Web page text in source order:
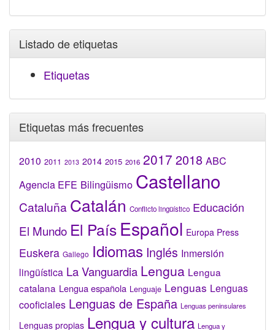
Listado de etiquetas
Etiquetas
Etiquetas más frecuentes
2010 2011 2013 2014 2015 2016 2017 2018 ABC
Agencia EFE Bilingüismo Castellano
Cataluña Catalán Conflicto lingüístico Educación
El Mundo El País Español Europa Press
Euskera Gallego Idiomas Inglés Inmersión
lingüística La Vanguardia Lengua Lengua
catalana Lengua española Lenguaje Lenguas Lenguas
cooficiales Lenguas de España Lenguas peninsulares
Lenguas propias Lengua y cultura Lengua y